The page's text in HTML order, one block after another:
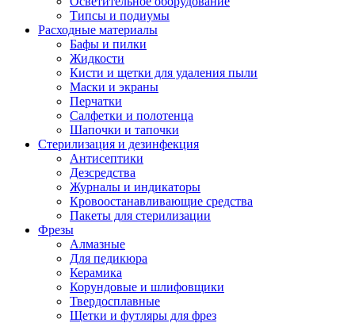
Типсы и подиумы
Расходные материалы
Бафы и пилки
Жидкости
Кисти и щетки для удаления пыли
Маски и экраны
Перчатки
Салфетки и полотенца
Шапочки и тапочки
Стерилизация и дезинфекция
Антисептики
Дезсредства
Журналы и индикаторы
Кровоостанавливающие средства
Пакеты для стерилизации
Фрезы
Алмазные
Для педикюра
Керамика
Корундовые и шлифовщики
Твердосплавные
Щетки и футляры для фрез